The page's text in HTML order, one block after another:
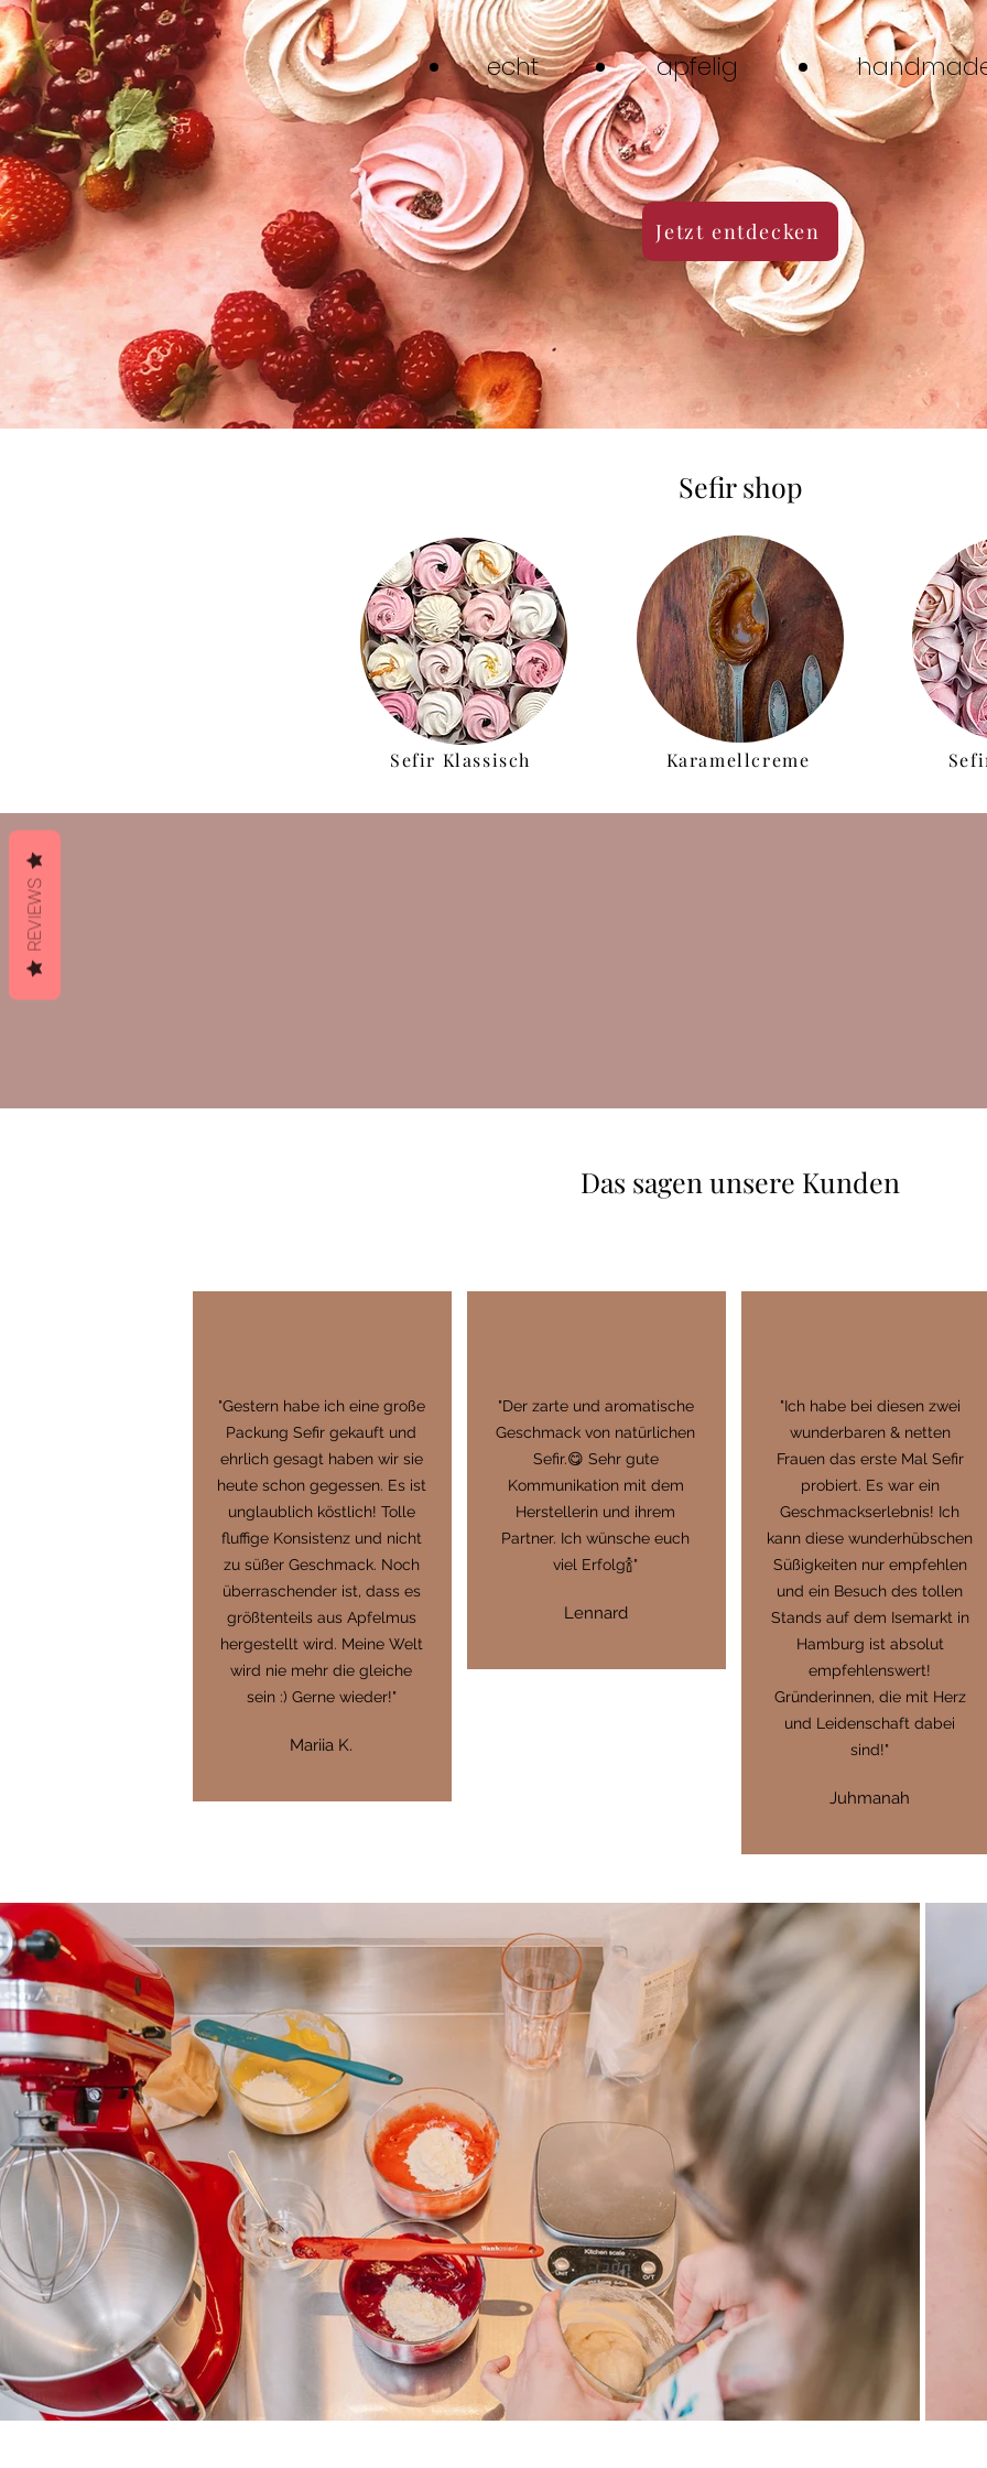
echt apfelig
Jetzt entdecken
Sefir shop
Sefir Klassisch Karamellcreme
Das sagen unsere Kunden
"Gestern habe ich eine große
Packung Sefir gekauft und
ehrlich gesagt haben wir sie
heute schon gegessen. Es ist
unglaublich köstlich! Tolle
fluffige Konsistenz und nicht
zu süßer Geschmack. Noch
überraschender ist, dass es
größtenteils aus Apfelmus
hergestellt wird. Meine Welt
wird nie mehr die gleiche
sein :) Gerne wieder!"
Mariia K.
"Der zarte und aromatische
Geschmack von natürlichen
Sefir.😋 Sehr gute
Kommunikation mit dem
Herstellerin und ihrem
Partner. Ich wünsche euch
viel Erfolg🍾"
Lennard
"Ich habe bei diesen zwei
wunderbaren & netten
Frauen das erste Mal Sefir
probiert. Es war ein
Geschmackserlebnis! Ich
kann diese wunderhübschen
Süßigkeiten nur empfehlen
und ein Besuch des tollen
Stands auf dem Isemarkt in
Hamburg ist absolut
empfehlenswert!
Gründerinnen, die mit Herz
und Leidenschaft dabei
sind!"
Juhmanah
REVIEWS